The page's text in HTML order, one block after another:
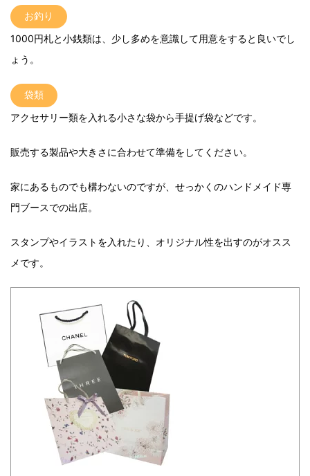
お釣り
1000円札と小銭類は、少し多めを意識して用意をすると良いでし
ょう。
袋類
アクセサリー類を入れる小さな袋から手提げ袋などです。
販売する製品や大きさに合わせて準備をしてください。
家にあるものでも構わないのですが、せっかくのハンドメイド専
門ブースでの出店。
スタンプやイラストを入れたり、オリジナル性を出すのがオスス
メです。